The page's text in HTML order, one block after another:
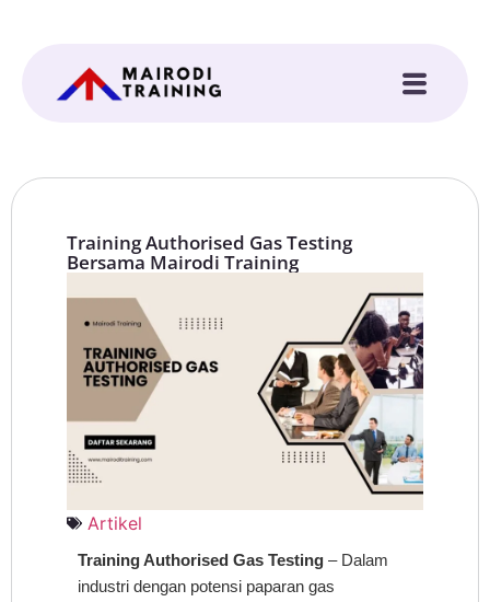
Training Authorised Gas Testing
Bersama Mairodi Training
Artikel
Training Authorised Gas Testing – Dalam
industri dengan potensi paparan gas